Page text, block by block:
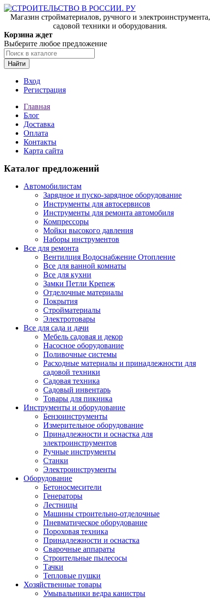
Магазин стройматериалов, ручного и электроинструмента,
садовой техники и оборудования.
Корзина ждет
Выберите любое предложение
Найти
Вход
Регистрация
Главная
Блог
Доставка
Оплата
Контакты
Карта сайта
Каталог предложений
Автомобилистам
Зарядное и пуско-зарядное оборудование
Инструменты для автосервисов
Инструменты для ремонта автомобиля
Компрессоры
Мойки высокого давления
Наборы инструментов
Все для ремонта
Вентилция Водоснабжение Отопление
Все для ванной комнаты
Все для кухни
Замки Петли Крепеж
Отделочные материалы
Покрытия
Стройматериалы
Электротовары
Все для сада и дачи
Мебель садовая и декор
Насосное оборудование
Поливочные системы
Расходные материалы и принадлежности для
садовой техники
Садовая техника
Садовый инвентарь
Товары для пикника
Инструменты и оборудование
Бензоинструменты
Измерительное оборудование
Принадлежности и оснастка для
электроинструментов
Ручные инструменты
Станки
Электроинструменты
Оборудование
Бетоносмесители
Генераторы
Лестницы
Машины строительно-отделочные
Пневматическое оборудование
Пороховая техника
Принадлежности и оснастка
Сварочные аппараты
Строительные пылесосы
Тачки
Тепловые пушки
Хозяйственные товары
Умывальники ведра канистры